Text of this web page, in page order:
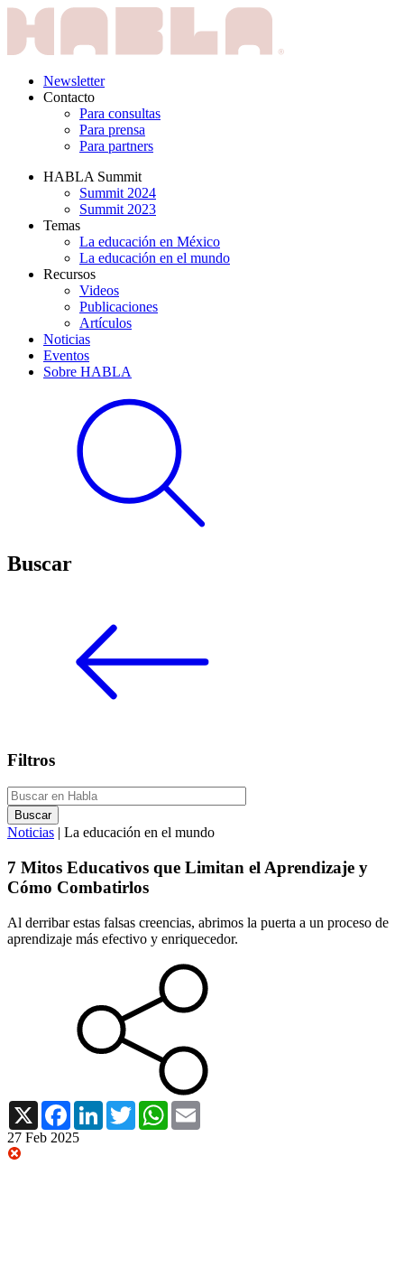
Newsletter
Contacto
Para consultas
Para prensa
Para partners
HABLA Summit
Summit 2024
Summit 2023
Temas
La educación en México
La educación en el mundo
Recursos
Videos
Publicaciones
Artículos
Noticias
Eventos
Sobre HABLA
Buscar
Filtros
Noticias | La educación en el mundo
7 Mitos Educativos que Limitan el Aprendizaje y
Cómo Combatirlos
Al derribar estas falsas creencias, abrimos la puerta a un proceso de
aprendizaje más efectivo y enriquecedor.
X FacebookLinkedInTwitterWhatsApp
27 Feb 2025